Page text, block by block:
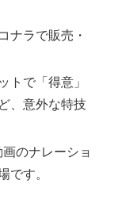
ナラで販売・
トで「得意」
、意外な特技
画のナレーショ
です。